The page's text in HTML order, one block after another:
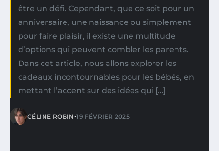
être un défi. Cependant, que ce soit pour un
anniversaire, une naissance ou simplement
pour faire plaisir, il existe une multitude
d’options qui peuvent combler les parents.
Dans cet article, nous allons explorer les
cadeaux incontournables pour les bébés, en
mettant l’accent sur des idées qui […]
CÉLINE ROBIN•19 FÉVRIER 2025